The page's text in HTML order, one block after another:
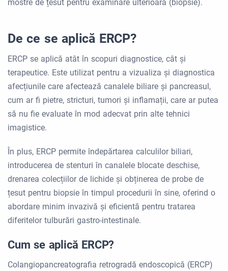
mostre de țesut pentru examinare ulterioară (biopsie).
De ce se aplică ERCP?
ERCP se aplică atât în ​​scopuri diagnostice, cât și
terapeutice. Este utilizat pentru a vizualiza și diagnostica
afecțiunile care afectează canalele biliare și pancreasul,
cum ar fi pietre, stricturi, tumori și inflamații, care ar putea
să nu fie evaluate în mod adecvat prin alte tehnici
imagistice.
În plus, ERCP permite îndepărtarea calculilor biliari,
introducerea de stenturi în canalele blocate deschise,
drenarea colecțiilor de lichide și obținerea de probe de
țesut pentru biopsie în timpul procedurii în sine, oferind o
abordare minim invazivă și eficientă pentru tratarea
diferitelor tulburări gastro-intestinale.
Cum se aplică ERCP?
Colangiopancreatografia retrogradă endoscopică (ERCP)